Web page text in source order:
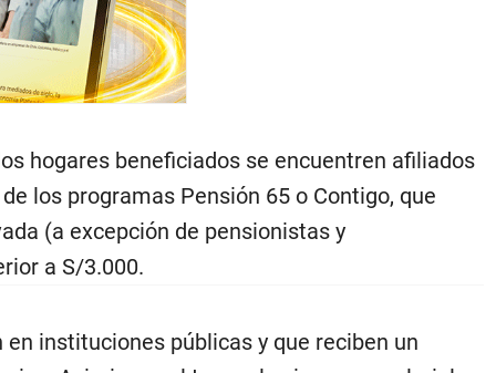
hogares beneficiados se encuentren afiliados
los programas Pensión 65 o Contigo, que
(a excepción de pensionistas y
a S/3.000.
instituciones públicas y que reciben un